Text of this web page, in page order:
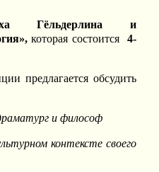
Гёльдерлина и
которая состоится
4-
предлагается обсудить
и философ
контексте своего